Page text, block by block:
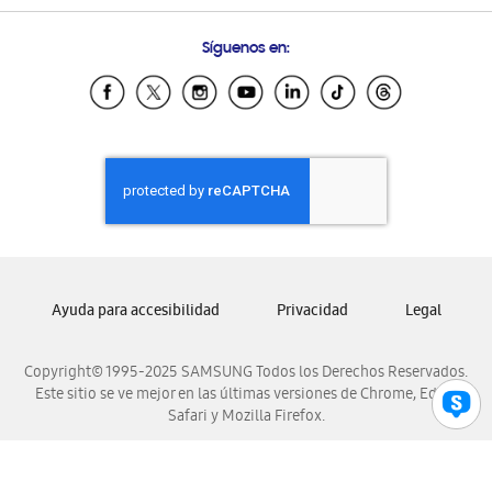
Samsung Ecuador
Samsung El Salvador
Samsung Honduras
Samsung Nicaragua
Samsung Panamá
Samsung Venezuela
Síguenos en:
Copyright© 1995-2025 SAMSUNG Todos los Derechos Reservados.
Este sitio se ve mejor en las últimas versiones de Chrome, Edge,
Safari y Mozilla Firefox.
Ayuda para accesibilidad Privacidad Legal